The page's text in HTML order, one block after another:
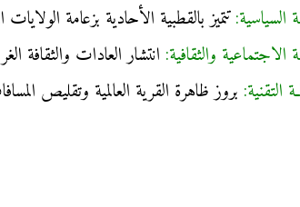
السياسية:تتميز بالقطبية الأحادية بزعامة
الاجتماعية والثقافية: انتشار العادات والثقافة
التقنية: بروز ظاهرة القرية العالمية وتقليص